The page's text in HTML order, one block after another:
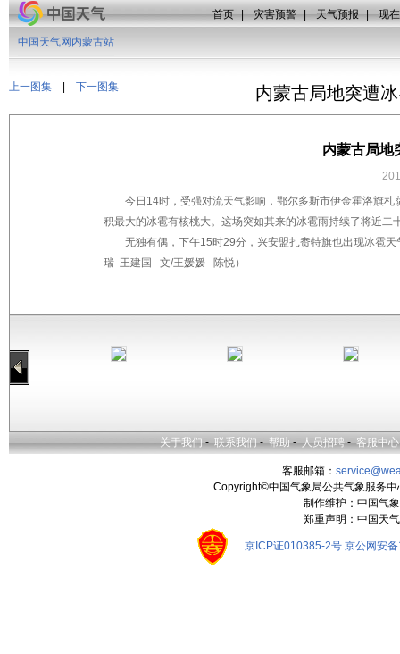
首页 | 灾害预警 | 天气预报 | 现
上一图集 下一图集
中国天气网内蒙古站
内蒙古局地突遭
内蒙古局地
今日14时，受强对流天气影响，鄂尔多斯市伊金霍洛旗
积最大的冰雹有核桃大。这场突如其来的冰雹雨持续了将近
无独有偶，下午15时29分，兴安盟扎赉特旗也出现冰雹
瑞 王建国 文/王媛媛 陈悦）
关于我们 - 联系我们 - 帮助 - 人员招聘 - 客服中心
客服邮箱：
Copyright©中国气象局公共气象服务
制作维护：中国气
郑重声明：中国天
京ICP证010385-2号 京公网安